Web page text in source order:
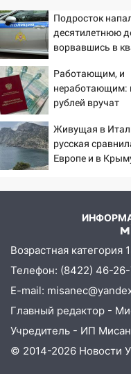
России
19:12
В
руководителя
наказали за
сотрудник
18:02
В
баскетбола!
17:08
оставил в силе
3,2 млн рублей
Ветераны
Ульяновска
Чемпионате
16:02 В
более 28%
зернобобовых
15:51 Бросила
Ульяновской
Подросток
десятилетнюю
ворвавшись в
Работающим, и
неработающим:
рублей вручат
PrimaMedia.ru
Живущая в
русская
Европе и в
Возрастная категория
Телефон: (8422) 46-
E-mail:
Главный редактор -
Учредитель - ИП
© 2014-2026 Новости